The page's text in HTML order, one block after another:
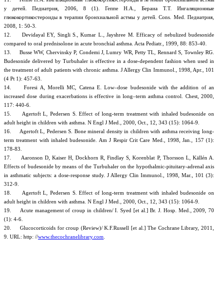
у детей. Педиатрия, 2006, 8 (1). Геппе Н.А., Бераиа Т.Т. Ингаляционные
глюкокортикостероиды в терапии бронхиальной астмы у детей. Cons. Med. Педиатрия,
2008, 1: 50-3.
12. Devidayal EY, Singli S., Kumar L., Jayshree M. Efficacy of nebulized budesonide
compared to oral prednisolone in acute bronchial asthma. Acta Pediatr., 1999, 88: 853-40.
13. Busse WW, Chervinsky P, Condemi J, Lumry WR, Petty TL, Rennard S, Townley RG.
Budesonide delivered by Turbuhaler is effective in a dose-dependent fashion when used in
the treatment of adult patients with chronic asthma. J Allergy Clin Immunol., 1998, Apr., 101
(4 Pt 1): 457-63.
14. Foresi A, Morelli MC, Catena E. Low–dose budesonide with the addition of an
increased dose during exacerbations is effective in long–term asthma control. Chest, 2000,
117: 440-6.
15. Agertoft L, Pedersen S. Effect of long-term treatment with inhaled budesonide on
adult height in children with asthma. N Engl J Med., 2000, Oct., 12, 343 (15): 1064-9.
16. Agertoft L, Pedersen S. Bone mineral density in children with asthma receiving long-
term treatment with inhaled budesonide. Am J Respir Crit Care Med., 1998, Jan., 157 (1):
178-83.
17. Aaronson D, Kaiser H, Dockhorn R, Findlay S, Korenblat P, Thorsson L, Källén A.
Effects of budesonide by means of the Turbuhaler on the hypothalmic-pituitary-adrenal axis
in asthmatic subjects: a dose-response study. J Allergy Clin Immunol., 1998, Mar., 101 (3):
312-9.
18. Agertoft L, Pedersen S. Effect of long-term treatment with inhaled budesonide on
adult height in children with asthma. N Engl J Med., 2000, Oct., 12, 343 (15): 1064-9.
19. Acute management of croup in children/ I. Syed [et al.] Br. J. Hosp. Med., 2009, 70
(1): 4-6.
20. Glucocorticoids for croup (Review)/ K.F.Russell [et al.] The Cochrane Library, 2011,
9. URL: http: //www.thecochranelibrary.com